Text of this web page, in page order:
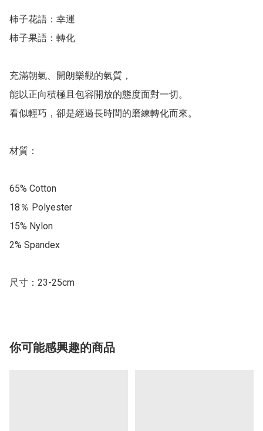
柿子花語：幸運
柿子果語：轉化
充滿朝氣、開朗樂觀的氣質，
能以正向積極且包容開放的態度面對一切。
看似輕巧，卻是經過長時間的磨練轉化而來。
材質：
65% Cotton
18％ Polyester
15% Nylon
2% Spandex
尺寸：23-25cm
你可能感興趣的商品